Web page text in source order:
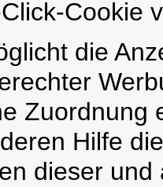
Cookie
die
Zuordnung
Hilfe
dieser und